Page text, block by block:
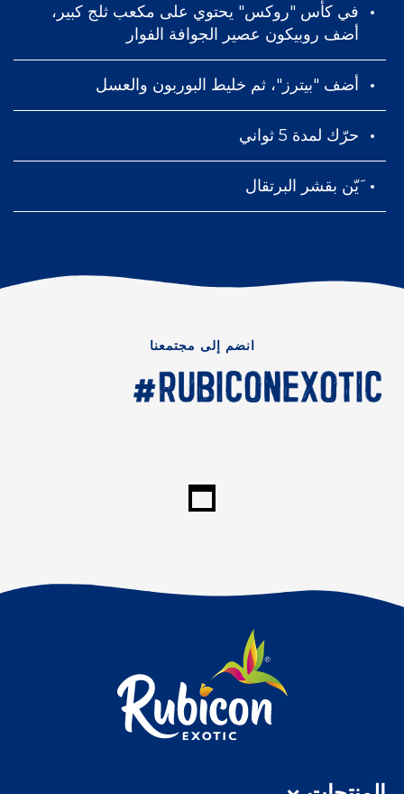
في كأس "روكس" يحتوي على مكعب ثلج كبير،
أضف روبيكون عصير الجوافة الفوار
أضف "بيترز"، ثم خليط البوربون والعسل
حرّك لمدة 5 ثواني
َيّن بقشر البرتقال
انضم إلى مجتمعنا